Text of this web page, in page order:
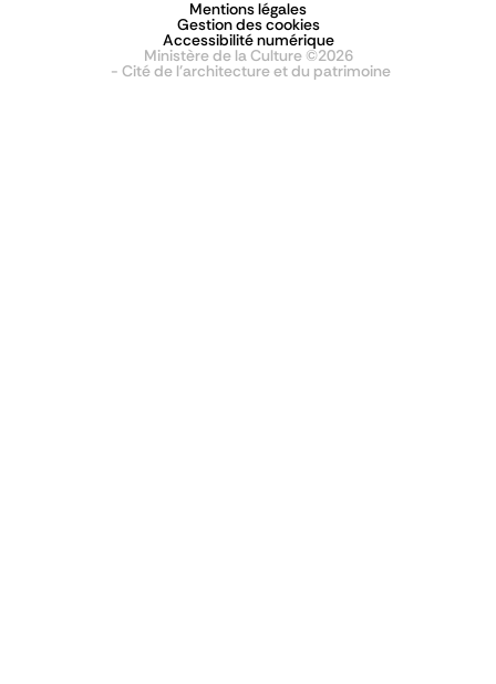
Mentions légales
Gestion des cookies
Accessibilité numérique
Ministère de la Culture ©2026
- Cité de l'architecture et du patrimoine